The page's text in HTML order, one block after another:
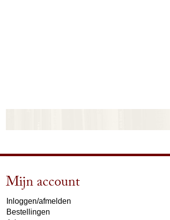
Mijn account
Inloggen/afmelden
Bestellingen